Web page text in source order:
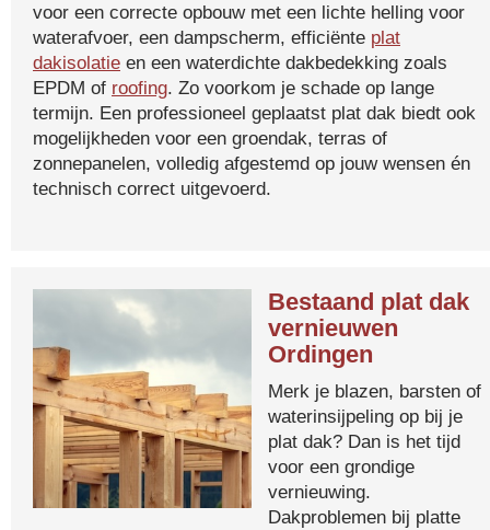
voor een correcte opbouw met een lichte helling voor
waterafvoer, een dampscherm, efficiënte plat
dakisolatie en een waterdichte dakbedekking zoals
EPDM of roofing. Zo voorkom je schade op lange
termijn. Een professioneel geplaatst plat dak biedt ook
mogelijkheden voor een groendak, terras of
zonnepanelen, volledig afgestemd op jouw wensen én
technisch correct uitgevoerd.
Bestaand plat dak
vernieuwen
Ordingen
Merk je blazen, barsten of
waterinsijpeling op bij je
plat dak? Dan is het tijd
voor een grondige
vernieuwing.
Dakproblemen bij platte